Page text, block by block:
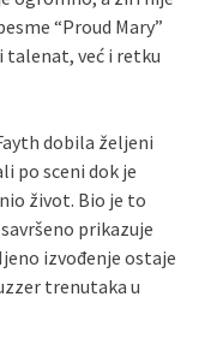
“Proud Mary”
talenat, već i retku
dobila željeni
po sceni dok je
život. Bio je to
prikazuje
izvođenje ostaje
trenutaka u